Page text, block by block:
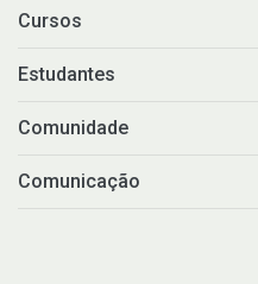
Cursos
Estudantes
Comunidade
Comunicação